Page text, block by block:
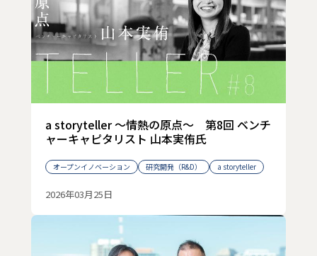
a storyteller ～情熱の原点～ 第8回 ベンチ
ャーキャピタリスト 山本実侑氏
オープンイノベーション 研究開発（R&D） a storyteller
2026年03月25日